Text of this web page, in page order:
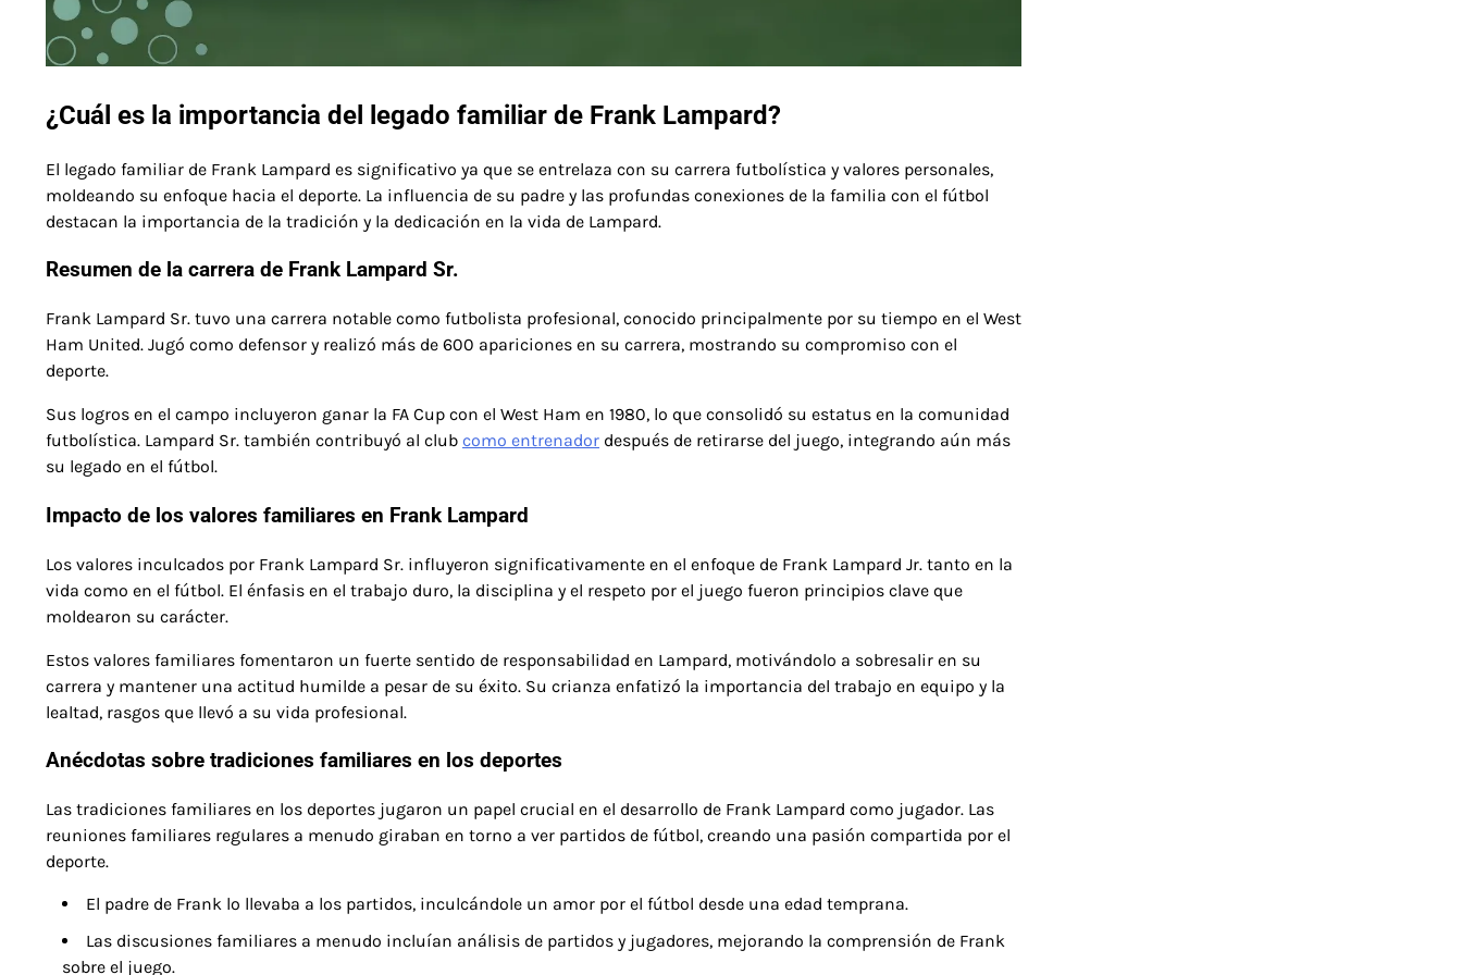
¿Cuál es la importancia del legado familiar de Frank Lampard?
El legado familiar de Frank Lampard es significativo ya que se entrelaza con su carrera futbolística y valores personales,
moldeando su enfoque hacia el deporte. La influencia de su padre y las profundas conexiones de la familia con el fútbol
destacan la importancia de la tradición y la dedicación en la vida de Lampard.
Resumen de la carrera de Frank Lampard Sr.
Frank Lampard Sr. tuvo una carrera notable como futbolista profesional, conocido principalmente por su tiempo en el West
Ham United. Jugó como defensor y realizó más de 600 apariciones en su carrera, mostrando su compromiso con el
deporte.
Sus logros en el campo incluyeron ganar la FA Cup con el West Ham en 1980, lo que consolidó su estatus en la comunidad
futbolística. Lampard Sr. también contribuyó al club como entrenador después de retirarse del juego, integrando aún más
su legado en el fútbol.
Impacto de los valores familiares en Frank Lampard
Los valores inculcados por Frank Lampard Sr. influyeron significativamente en el enfoque de Frank Lampard Jr. tanto en la
vida como en el fútbol. El énfasis en el trabajo duro, la disciplina y el respeto por el juego fueron principios clave que
moldearon su carácter.
Estos valores familiares fomentaron un fuerte sentido de responsabilidad en Lampard, motivándolo a sobresalir en su
carrera y mantener una actitud humilde a pesar de su éxito. Su crianza enfatizó la importancia del trabajo en equipo y la
lealtad, rasgos que llevó a su vida profesional.
Anécdotas sobre tradiciones familiares en los deportes
Las tradiciones familiares en los deportes jugaron un papel crucial en el desarrollo de Frank Lampard como jugador. Las
reuniones familiares regulares a menudo giraban en torno a ver partidos de fútbol, creando una pasión compartida por el
deporte.
El padre de Frank lo llevaba a los partidos, inculcándole un amor por el fútbol desde una edad temprana.
Las discusiones familiares a menudo incluían análisis de partidos y jugadores, mejorando la comprensión de Frank
sobre el juego.